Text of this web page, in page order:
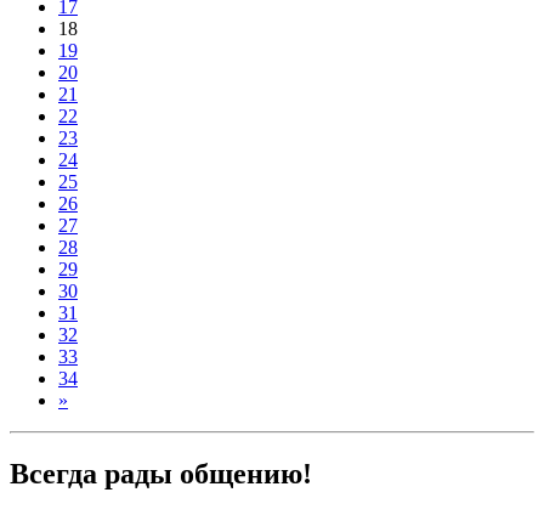
17
18
19
20
21
22
23
24
25
26
27
28
29
30
31
32
33
34
»
Всегда рады общению!